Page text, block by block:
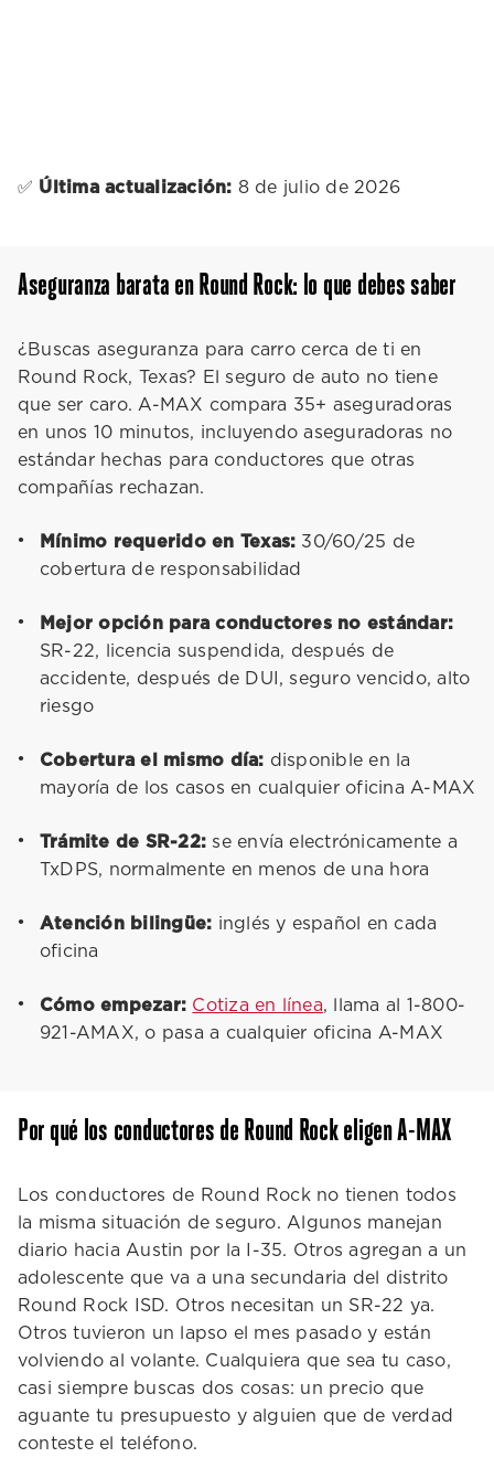
✅ Última actualización: 8 de julio de 2026
Aseguranza barata en Round Rock: lo que debes saber
¿Buscas aseguranza para carro cerca de ti en
Round Rock, Texas? El seguro de auto no tiene
que ser caro. A-MAX compara 35+ aseguradoras
en unos 10 minutos, incluyendo aseguradoras no
estándar hechas para conductores que otras
compañías rechazan.
Mínimo requerido en Texas: 30/60/25 de
cobertura de responsabilidad
Mejor opción para conductores no estándar:
SR-22, licencia suspendida, después de
accidente, después de DUI, seguro vencido, alto
riesgo
Cobertura el mismo día: disponible en la
mayoría de los casos en cualquier oficina A-MAX
Trámite de SR-22: se envía electrónicamente a
TxDPS, normalmente en menos de una hora
Atención bilingüe: inglés y español en cada
oficina
Cómo empezar: Cotiza en línea, llama al 1-800-
921-AMAX, o pasa a cualquier oficina A-MAX
Por qué los conductores de Round Rock eligen A-MAX
Los conductores de Round Rock no tienen todos
la misma situación de seguro. Algunos manejan
diario hacia Austin por la I-35. Otros agregan a un
adolescente que va a una secundaria del distrito
Round Rock ISD. Otros necesitan un SR-22 ya.
Otros tuvieron un lapso el mes pasado y están
volviendo al volante. Cualquiera que sea tu caso,
casi siempre buscas dos cosas: un precio que
aguante tu presupuesto y alguien que de verdad
conteste el teléfono.